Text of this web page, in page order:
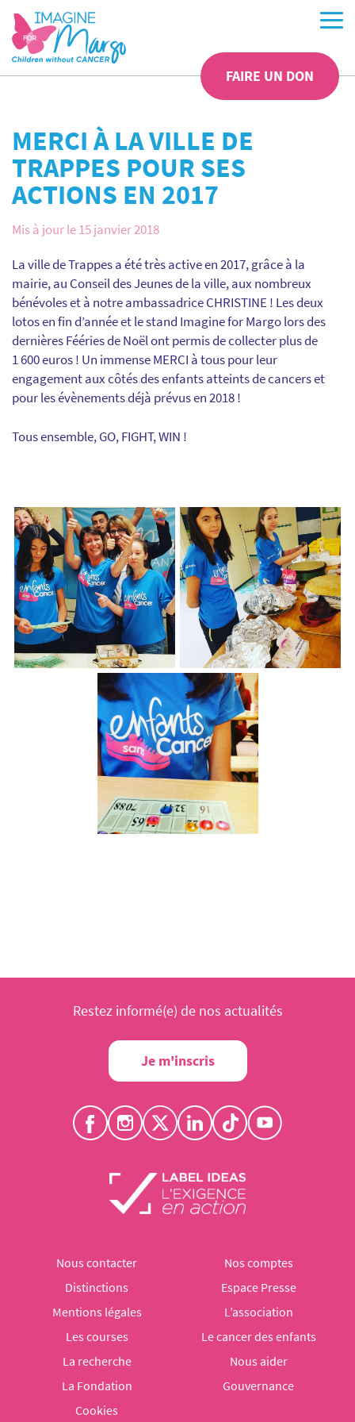
FAIRE UN DON
MERCI À LA VILLE DE
TRAPPES POUR SES
ACTIONS EN 2017
Mis à jour le 15 janvier 2018
La ville de Trappes a été très active en 2017, grâce à la
mairie, au Conseil des Jeunes de la ville, aux nombreux
bénévoles et à notre ambassadrice CHRISTINE ! Les deux
lotos en fin d’année et le stand Imagine for Margo lors des
dernières Fééries de Noël ont permis de collecter plus de
1 600 euros ! Un immense MERCI à tous pour leur
engagement aux côtés des enfants atteints de cancers et
pour les évènements déjà prévus en 2018 !
Tous ensemble, GO, FIGHT, WIN !
Restez informé(e) de nos actualités
Je m'inscris
Nous contacter
Nos comptes
Distinctions
Espace Presse
Mentions légales
L’association
Les courses
Le cancer des enfants
La recherche
Nous aider
La Fondation
Gouvernance
Cookies